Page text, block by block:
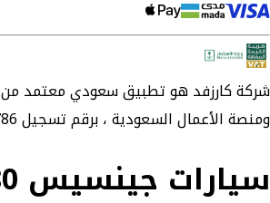
شركةكارزفدهو تطبيق سعودي معتمد من
ومنصة الأعمال السعودية ،برقم تسجيل 1009096786